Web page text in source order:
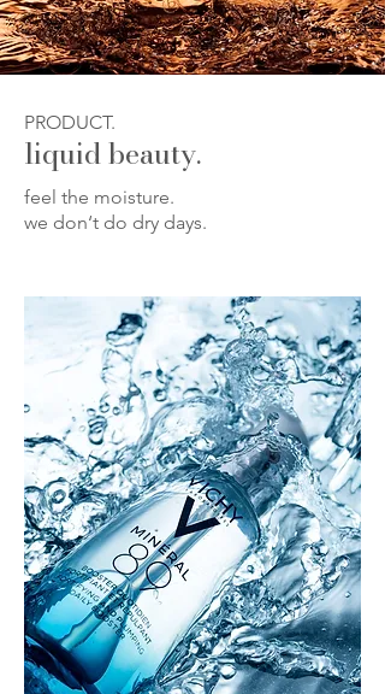
PRODUCT.
liquid beauty.
feel the moisture.
we don‘t do dry days.